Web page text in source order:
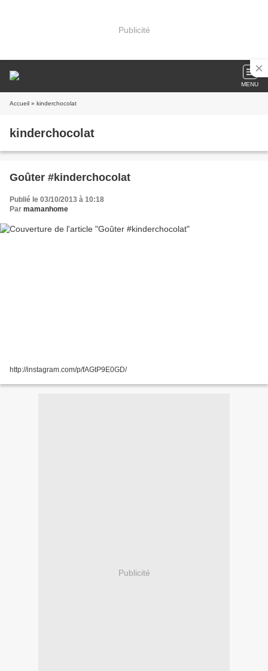
Publicité
MENU
Accueil » kinderchocolat
kinderchocolat
Goûter #kinderchocolat
Publié le 03/10/2013 à 10:18
Par mamanhome
http://instagram.com/p/fAGtP9E0GD/
Publicité